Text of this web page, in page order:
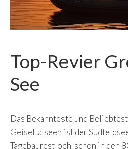
Top-Revier
See
Das Bekannteste und
Geiseltalseen ist der
Tagebaurestloch schon in den